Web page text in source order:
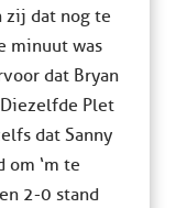
zij dat nog te
minuut was
dat Bryan
Plet
dat Sanny
om ‘m te
2-0 stand